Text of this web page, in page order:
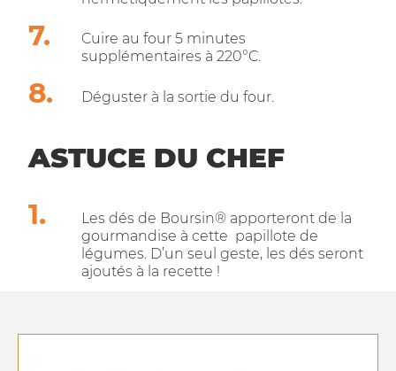
Cuire au four 5 minutes
supplémentaires à 220°C.
Déguster à la sortie du four.
ASTUCE DU CHEF
Les dés de Boursin® apporteront de la
gourmandise à cette papillote de
légumes. D’un seul geste, les dés seront
ajoutés à la recette !